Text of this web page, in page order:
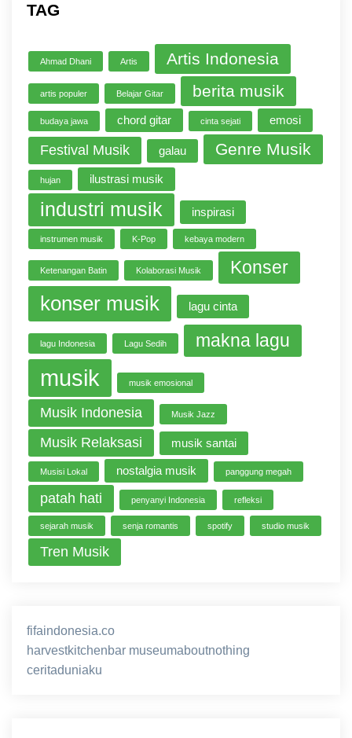
TAG
Ahmad Dhani Artis Artis Indonesia
artis populer Belajar Gitar berita musik
budaya jawa chord gitar cinta sejati emosi
Festival Musik galau Genre Musik
hujan ilustrasi musik
industri musik inspirasi
instrumen musik K-Pop kebaya modern
Ketenangan Batin Kolaborasi Musik Konser
konser musik lagu cinta
lagu Indonesia Lagu Sedih makna lagu
musik musik emosional
Musik Indonesia Musik Jazz
Musik Relaksasi musik santai
Musisi Lokal nostalgia musik panggung megah
patah hati penyanyi Indonesia refleksi
sejarah musik senja romantis spotify studio musik
Tren Musik
fifaindonesia.co
harvestkitchenbar museumaboutnothing
ceritaduniaku